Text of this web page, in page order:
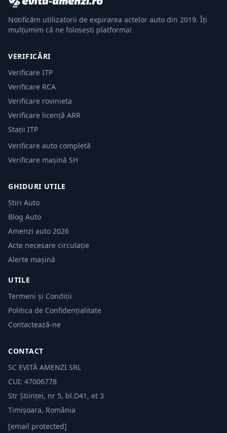
Notificăm utilizatorii de expirarea actelor auto din 2019. Îți
mulțumim că ne folosești platforma!
VERIFICĂRI
Verificare ITP
Verificare RCA
Verificare rovinieta
Verificare licență ARR
Stații ITP
Verificare auto completă
Verificare mașină SH
GHIDURI UTILE
Știri Auto
Blog Auto
Amenzi auto 2026
Acte necesare circulație
Alerte mașină
UTILE
Termeni și Condiții
Politica de Confidențialitate
Contactează-ne
CONTACT
SC EVITĂ AMENZI SRL
CUI: 47006778
Str Științei, nr 5, bl.D41, et 3
Timișoara, România
[email protected]